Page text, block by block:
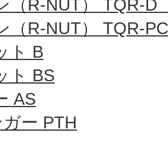
（R-NUT） TQR-
（R-NUT） TQR-
ト B
ト BS
AS
ー PTH